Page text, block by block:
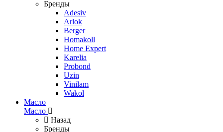
Бренды
Adesiv
Arlok
Berger
Homakoll
Home Expert
Karelia
Probond
Uzin
Vinilam
Wakol
Масло
Масло
Назад
Бренды